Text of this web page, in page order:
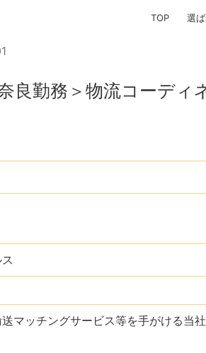
TOP 選
勤務＞物流コーディ
マッチングサービス等を手がける当